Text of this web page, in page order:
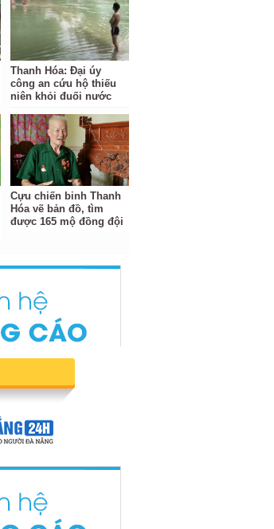
Thanh Hóa: Đại úy
công an cứu hộ thiếu
niên khỏi đuối nước
Cựu chiến binh Thanh
Hóa vẽ bản đồ, tìm
được 165 mộ đồng đội